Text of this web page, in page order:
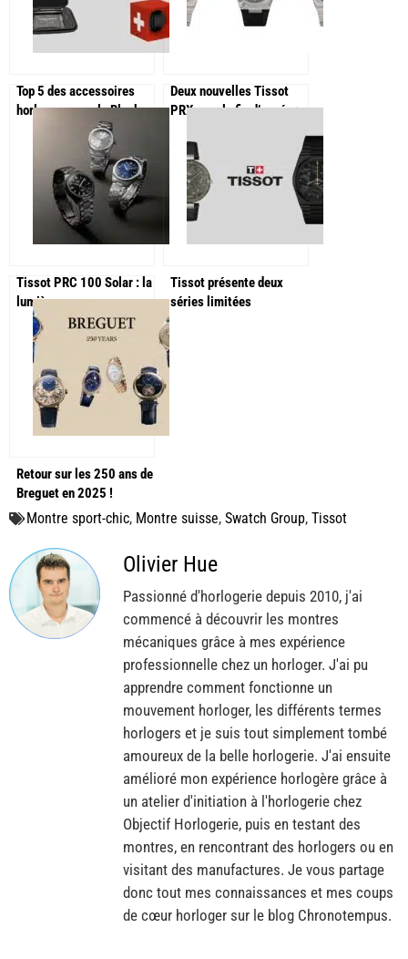
Top 5 des accessoires
horlogers pour le Black
Deux nouvelles Tissot
PRX pour la fin d’année :
une en acier de Damas
Tissot PRC 100 Solar : la
lumière source
d’autonomie !
Tissot présente deux
séries limitées
Retour sur les 250 ans de
Breguet en 2025 !
Montre sport-chic, Montre suisse, Swatch Group, Tissot
Olivier Hue
Passionné d'horlogerie depuis 2010, j'ai
commencé à découvrir les montres
mécaniques grâce à mes expérience
professionnelle chez un horloger. J'ai pu
apprendre comment fonctionne un
mouvement horloger, les différents termes
horlogers et je suis tout simplement tombé
amoureux de la belle horlogerie. J'ai ensuite
amélioré mon expérience horlogère grâce à
un atelier d'initiation à l'horlogerie chez
Objectif Horlogerie, puis en testant des
montres, en rencontrant des horlogers ou en
visitant des manufactures. Je vous partage
donc tout mes connaissances et mes coups
de cœur horloger sur le blog Chronotempus.